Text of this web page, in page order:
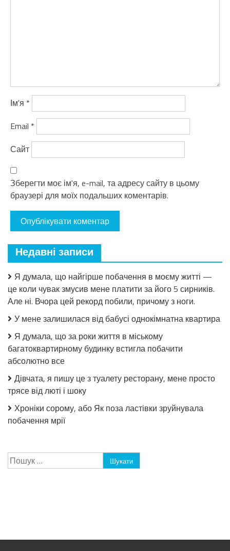
Ім'я *
Email *
Сайт
Зберегти моє ім'я, e-mail, та адресу сайту в цьому
браузері для моїх подальших коментарів.
Недавні записи
Я думала, що найгірше побачення в моєму житті —
це коли чувак змусив мене платити за його 5 сирників.
Але ні. Вчора цей рекорд побили, причому з ноги.
У мене залишилася від бабусі однокімнатна квартира
Я думала, що за роки життя в міському
багатоквартирному будинку встигла побачити
абсолютно все
Дівчата, я пишу це з туалету ресторану, мене просто
трясе від люті і шоку
Хроніки сорому, або Як поза ластівки зруйнувала
побачення мрії
Пошук: